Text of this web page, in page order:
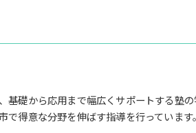
基礎から応用まで幅広くサポートする塾
で得意な分野を伸ばす指導を行っています。